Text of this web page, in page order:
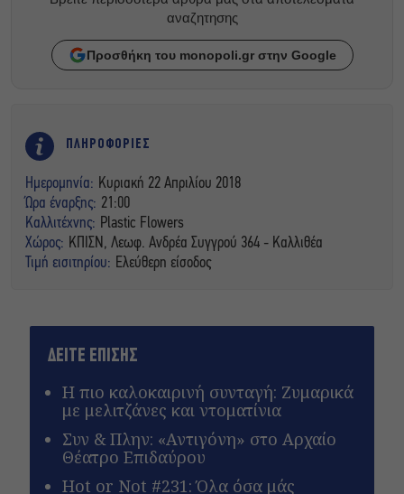
αναζητησης
Προσθήκη του monopoli.gr στην Google
ΠΛΗΡΟΦΟΡΙΕΣ
Ημερομηνία: Κυριακή 22 Απριλίου 2018
Ώρα έναρξης: 21:00
Καλλιτέχνης: Plastic Flowers
Χώρος: ΚΠΙΣΝ, Λεωφ. Ανδρέα Συγγρού 364 - Καλλιθέα
Τιμή εισιτηρίου: Ελεύθερη είσοδος
ΔΕΙΤΕ ΕΠΙΣΗΣ
Η πιο καλοκαιρινή συνταγή: Ζυμαρικά
με μελιτζάνες και ντοματίνια
Συν & Πλην: «Αντιγόνη» στο Αρχαίο
Θέατρο Επιδαύρου
Hot or Not #231: Όλα όσα μάς